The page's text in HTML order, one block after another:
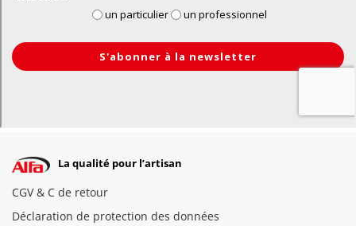
La qualité pour l’artisan
CGV & C de retour
Déclaration de protection des données